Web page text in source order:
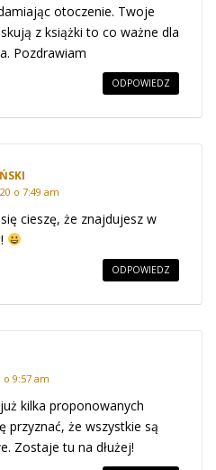
otoczenie. Twoje
z książki to co ważne dla
Pozdrawiam
ODPOWIEDZ
o 7:49 am
cieszę, że znajdujesz w
ODPOWIEDZ
o 9:57 am
kilka proponowanych
przyznać, że wszystkie są
Zostaje tu na dłużej!